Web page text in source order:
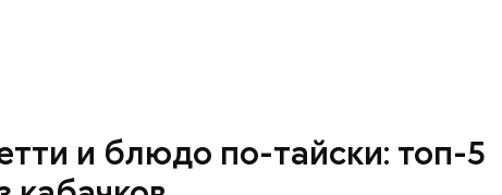
и блюдо по-тайски: топ-5